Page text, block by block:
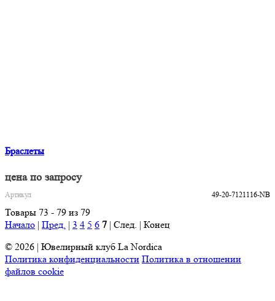
Браслеты
цена по запросу
Артикул 49-20-7121116-NB
Товары 73 - 79 из 79
Начало | Пред. | 3 4 5 6 7 | След. | Конец
© 2026 | Ювелирный клуб La Nordica
Политика конфиденциальности Политика в отношении
файлов cookie